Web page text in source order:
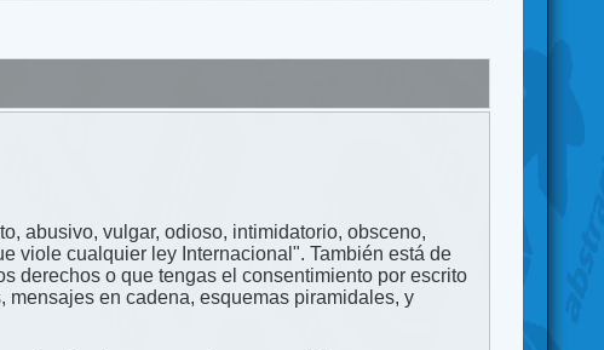
abusivo, vulgar, odioso, intimidatorio, obsceno,
viole cualquier ley Internacional". También está de
derechos o que tengas el consentimiento por escrito
en cadena, esquemas piramidales, y